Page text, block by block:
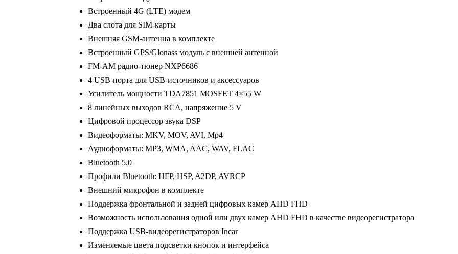
128
Встроенный 4G (LTE) модем
Два слота для SIM-карты
Внешняя GSM-антенна в комплекте
Встроенный GPS/Glonass модуль с внешней антенной
FM-AM радио-тюнер NXP6686
4 USB-порта для USB-источников и аксессуаров
Усилитель мощности TDA7851 MOSFET 4×55 W
8 линейных выходов RCA, напряжение 5 V
Цифровой процессор звука DSP
Видеоформаты: MKV, MOV, AVI, Mp4
Аудиоформаты: MP3, WMA, AAC, WAV, FLAC
Bluetooth 5.0
Профили Bluetooth: HFP, HSP, A2DP, AVRCP
Внешний микрофон в комплекте
Поддержка фронтальной и задней цифровых камер AHD FHD
Возможность использования одной или двух камер AHD FHD в качестве видеорегистратора
Поддержка USB-видеорегистраторов Incar
Изменяемые цвета подсветки кнопок и интерфейса